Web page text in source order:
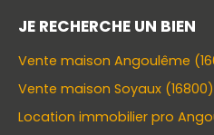
JE RECHERCHE UN BIEN
Vente maison Angoulême
Vente maison Soyaux (16800)
Location immobilier pro